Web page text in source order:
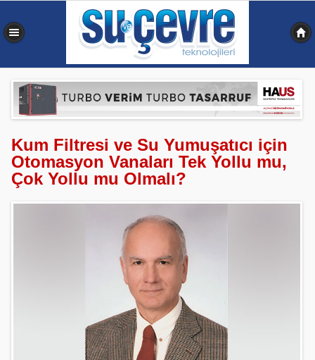
Kum Filtresi ve Su Yumuşatıcı için
Otomasyon Vanaları Tek Yollu mu,
Çok Yollu mu Olmalı?
0,541 sn